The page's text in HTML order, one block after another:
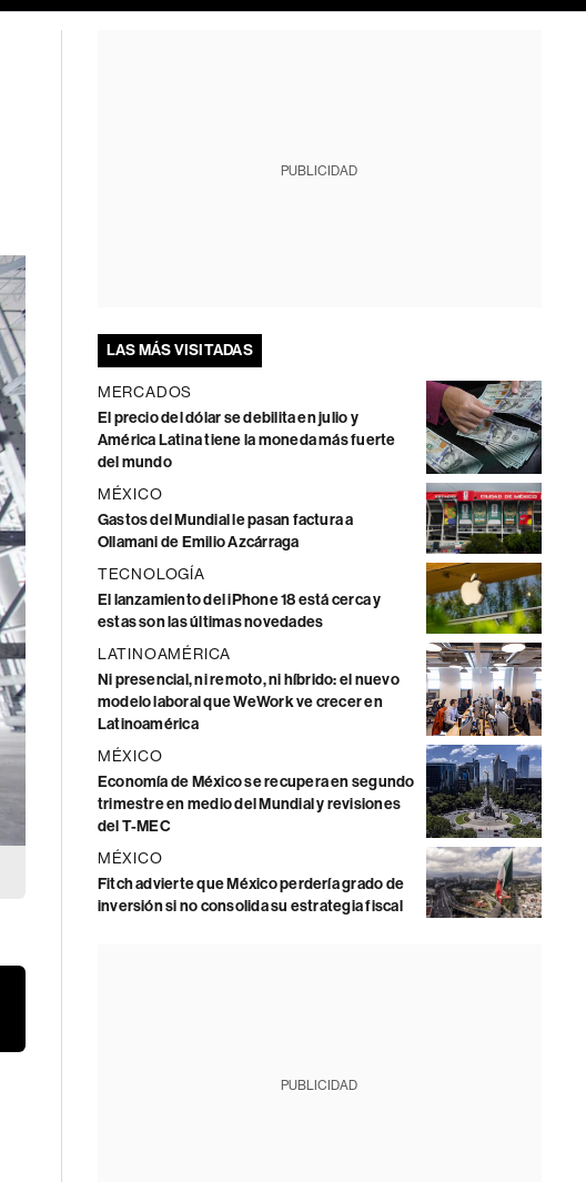
PUBLICIDAD
LAS MÁS VISITADAS
MERCADOS
El precio del dólar se debilita en julio y
América Latina tiene la moneda más fuerte
del mundo
MÉXICO
Gastos del Mundial le pasan factura a
Ollamani de Emilio Azcárraga
TECNOLOGÍA
El lanzamiento del iPhone 18 está cerca y
estas son las últimas novedades
LATINOAMÉRICA
Ni presencial, ni remoto, ni híbrido: el nuevo
modelo laboral que WeWork ve crecer en
Latinoamérica
MÉXICO
Economía de México se recupera en segundo
trimestre en medio del Mundial y revisiones
del T-MEC
MÉXICO
Fitch advierte que México perdería grado de
inversión si no consolida su estrategia fiscal
PUBLICIDAD